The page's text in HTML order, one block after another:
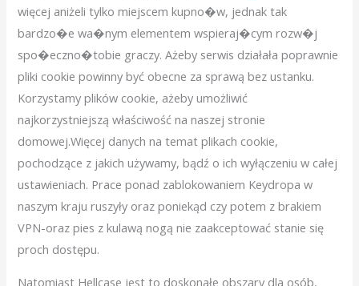
więcej aniżeli tylko miejscem kupno�w, jednak tak
bardzo�e wa�nym elementem wspieraj�cym rozw�j
spo�eczno�tobie graczy. Ażeby serwis działała poprawnie
pliki cookie powinny być obecne za sprawą bez ustanku.
Korzystamy plików cookie, ażeby umożliwić
najkorzystniejszą właściwość na naszej stronie
domowej.Więcej danych na temat plikach cookie,
pochodzące z jakich używamy, bądź o ich wyłączeniu w całej
ustawieniach. Prace ponad zablokowaniem Keydropa w
naszym kraju ruszyły oraz poniekąd czy potem z brakiem
VPN-oraz pies z kulawą nogą nie zaakceptować stanie się
proch dostępu.
Natomiast Hellcase jest to doskonałe obszary dla osób,